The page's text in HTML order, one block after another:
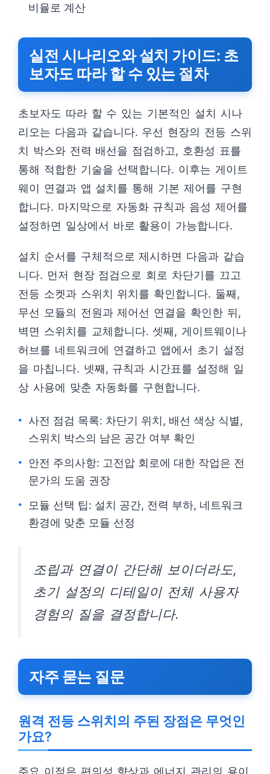
비율로 계산
실전 시나리오와 설치 가이드: 초
보자도 따라 할 수 있는 절차
초보자도 따라 할 수 있는 기본적인 설치 시나
리오는 다음과 같습니다. 우선 현장의 전등 스위
치 박스와 전력 배선을 점검하고, 호환성 표를
통해 적합한 기술을 선택합니다. 이후는 게이트
웨이 연결과 앱 설치를 통해 기본 제어를 구현
합니다. 마지막으로 자동화 규칙과 음성 제어를
설정하면 일상에서 바로 활용이 가능합니다.
설치 순서를 구체적으로 제시하면 다음과 같습
니다. 먼저 현장 점검으로 회로 차단기를 끄고
전등 소켓과 스위치 위치를 확인합니다. 둘째,
무선 모듈의 전원과 제어선 연결을 확인한 뒤,
벽면 스위치를 교체합니다. 셋째, 게이트웨이나
허브를 네트워크에 연결하고 앱에서 초기 설정
을 마칩니다. 넷째, 규칙과 시간표를 설정해 일
상 사용에 맞춘 자동화를 구현합니다.
사전 점검 목록: 차단기 위치, 배선 색상 식별,
스위치 박스의 남은 공간 여부 확인
안전 주의사항: 고전압 회로에 대한 작업은 전
문가의 도움 권장
모듈 선택 팁: 설치 공간, 전력 부하, 네트워크
환경에 맞춘 모듈 선정
조립과 연결이 간단해 보이더라도,
초기 설정의 디테일이 전체 사용자
경험의 질을 결정합니다.
자주 묻는 질문
원격 전등 스위치의 주된 장점은 무엇인
가요?
주요 이점은 편의성 향상과 에너지 관리의 용이